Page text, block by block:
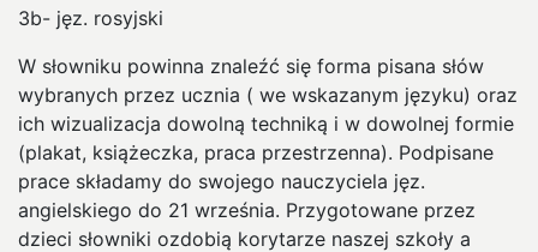
3b- jęz. rosyjski
W słowniku powinna znaleźć się forma pisana słów
wybranych przez ucznia ( we wskazanym języku) oraz
ich wizualizacja dowolną techniką i w dowolnej formie
(plakat, książeczka, praca przestrzenna). Podpisane
prace składamy do swojego nauczyciela jęz.
angielskiego do 21 września. Przygotowane przez
dzieci słowniki ozdobią korytarze naszej szkoły a